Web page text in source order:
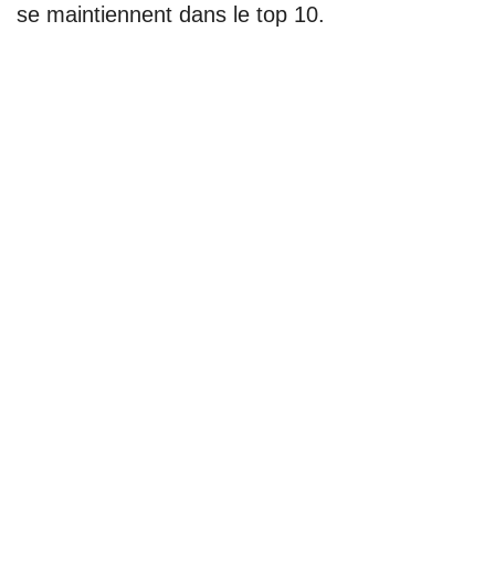
se maintiennent dans le top 10.